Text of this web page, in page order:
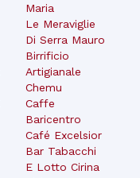
Maria
Le Meraviglie
Di Serra Mauro
Birrificio
Artigianale
Chemu
Caffe
Baricentro
Café Excelsior
Bar Tabacchi
E Lotto Cirina